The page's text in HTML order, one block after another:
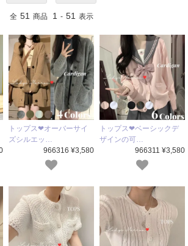
全 51 商品 1 - 51 表示
トップス❤オーバーサイ
ズシルエッ…
966316 ¥3,580
トップス❤ベーシックデ
ザインの可…
966311 ¥3,580